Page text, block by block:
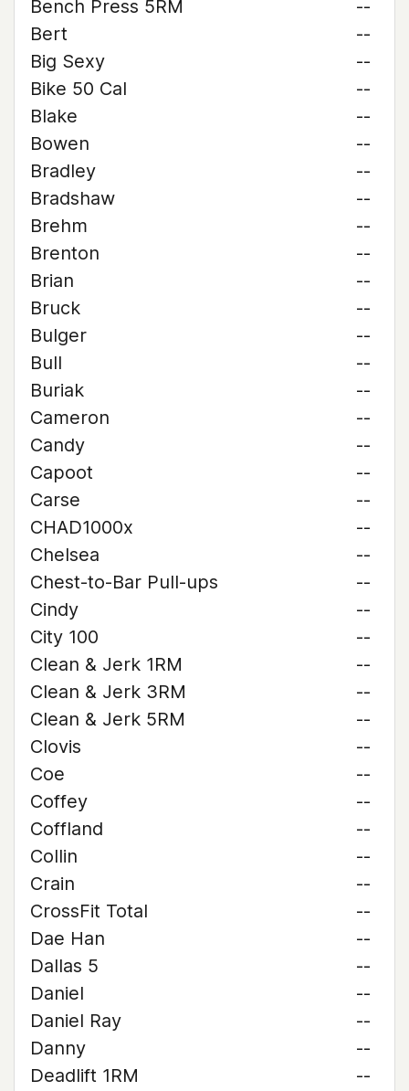
Bench Press 5RM
--
Bert
--
Big Sexy
--
Bike 50 Cal
--
Blake
--
Bowen
--
Bradley
--
Bradshaw
--
Brehm
--
Brenton
--
Brian
--
Bruck
--
Bulger
--
Bull
--
Buriak
--
Cameron
--
Candy
--
Capoot
--
Carse
--
CHAD1000x
--
Chelsea
--
Chest-to-Bar Pull-ups
--
Cindy
--
City 100
--
Clean & Jerk 1RM
--
Clean & Jerk 3RM
--
Clean & Jerk 5RM
--
Clovis
--
Coe
--
Coffey
--
Coffland
--
Collin
--
Crain
--
CrossFit Total
--
Dae Han
--
Dallas 5
--
Daniel
--
Daniel Ray
--
Danny
--
Deadlift 1RM
--